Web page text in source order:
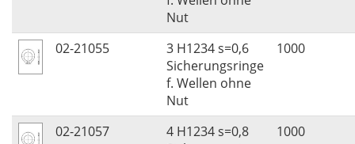
Nut
02-21055
3 H1234 s=0,6
Sicherungsringe
f. Wellen ohne
Nut
1000
02-21057
4 H1234 s=0,8
1000